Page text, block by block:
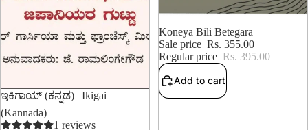
10% OFF
ಇಕಿಗಾಯ್ (ಕನ್ನಡ) | Ikigai
(Kannada)
1 reviews
10% OFF
Koneya Bili Betegara
Sale price Rs. 355.00
Regular price Rs. 395.00
Add to cart